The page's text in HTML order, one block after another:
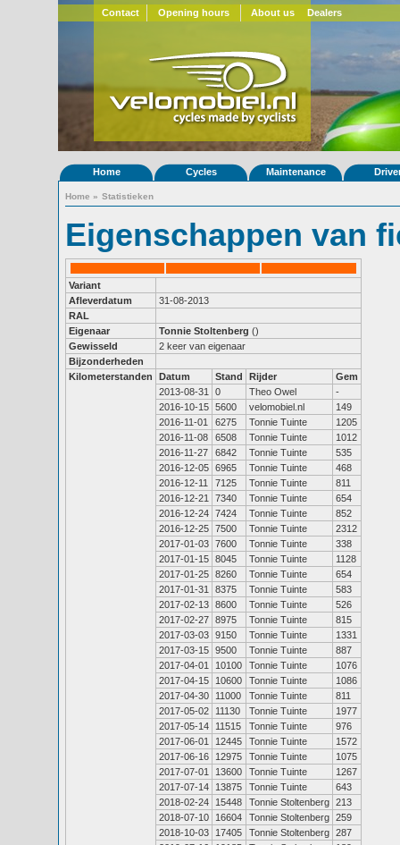
Contact Opening hours About us Dealers
Home Cycles Maintenance
Home » Statistieken
Eigenschappen van
Variant
Afleverdatum
31-08-2013
RAL
Eigenaar
Tonnie Stoltenberg ()
Gewisseld
2 keer van eigenaar
Bijzonderheden
Kilometerstanden
Datum Stand Rijder
Gem
2013-08-31
0 Theo Owel
-
2016-10-15 5600 velomobiel.nl
149
2016-11-01
6275 Tonnie Tuinte
1205
2016-11-08
6508 Tonnie Tuinte
1012
2016-11-27
6842 Tonnie Tuinte
535
2016-12-05 6965 Tonnie Tuinte
468
2016-12-11
7125 Tonnie Tuinte
811
2016-12-21
7340 Tonnie Tuinte
654
2016-12-24 7424 Tonnie Tuinte
852
2016-12-25 7500 Tonnie Tuinte
2312
2017-01-03 7600 Tonnie Tuinte
338
2017-01-15 8045 Tonnie Tuinte
1128
2017-01-25 8260 Tonnie Tuinte
654
2017-01-31
8375 Tonnie Tuinte
583
2017-02-13 8600 Tonnie Tuinte
526
2017-02-27 8975 Tonnie Tuinte
815
2017-03-03 9150 Tonnie Tuinte
1331
2017-03-15 9500 Tonnie Tuinte
887
2017-04-01
10100 Tonnie Tuinte
1076
2017-04-15
10600 Tonnie Tuinte
1086
2017-04-30
11000 Tonnie Tuinte
811
2017-05-02
11130 Tonnie Tuinte
1977
2017-05-14
11515 Tonnie Tuinte
976
2017-06-01
12445 Tonnie Tuinte
1572
2017-06-16
12975 Tonnie Tuinte
1075
2017-07-01
13600 Tonnie Tuinte
1267
2017-07-14
13875 Tonnie Tuinte
643
2018-02-24
15448 Tonnie Stoltenberg 213
2018-07-10
16604 Tonnie Stoltenberg 259
2018-10-03
17405 Tonnie Stoltenberg 287